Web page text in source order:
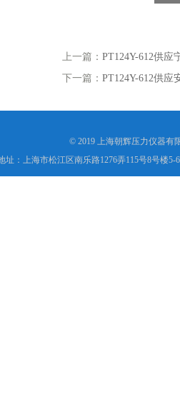
上一篇： PT124Y-612供应
下一篇： PT124Y-612供应
© 2019 上海朝辉压力仪器有
址：上海市松江区南乐路1276弄115号8号楼5-